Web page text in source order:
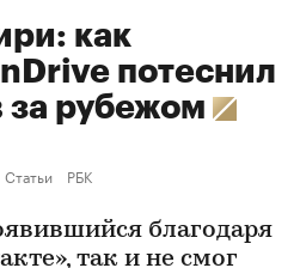
как
потеснил
за рубежом
Статьи РБК
благодаря
так и не смог